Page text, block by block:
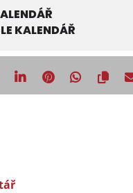
KALENDÁŘ